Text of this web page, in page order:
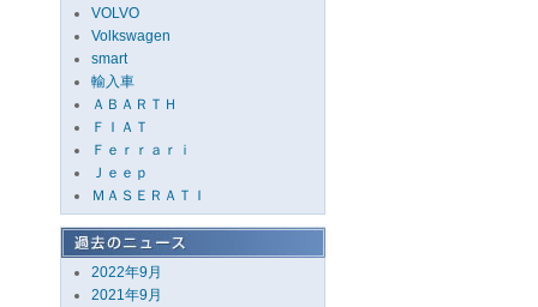
VOLVO
Volkswagen
smart
輸入車
ＡＢＡＲＴＨ
ＦＩＡＴ
Ｆｅｒｒａｒｉ
Ｊｅｅｐ
ＭＡＳＥＲＡＴＩ
2022年9月
2021年9月